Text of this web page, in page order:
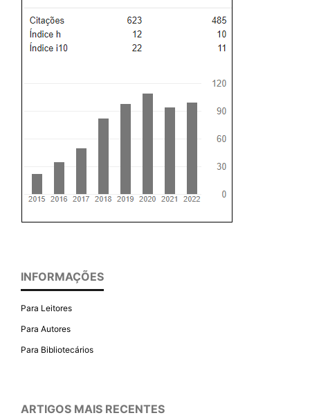
INFORMAÇÕES
Para Leitores
Para Autores
Para Bibliotecários
ARTIGOS MAIS RECENTES